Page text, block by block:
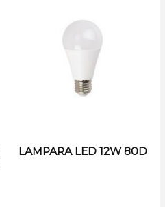
LAMPARA LED 12W 80D